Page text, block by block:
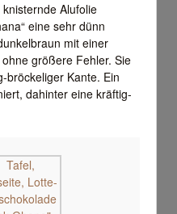
Alufolie
eine sehr dünn
mit einer
größere Fehler. Sie
bröckeliger Kante. Ein
dahinter eine kräftig-